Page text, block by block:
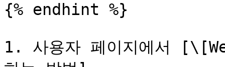
{% endhint %}
1. 사용자 페이지에서